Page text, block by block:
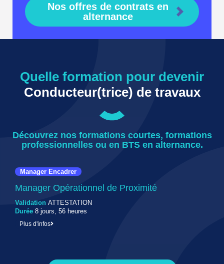
Nos offres de contrats en
alternance
Quelle formation pour devenir
Conducteur(trice) de travaux
Découvrez nos formations courtes, formations
professionnelles ou en BTS en alternance.
Manager Encadrer
Manager Opérationnel de Proximité
Validation ATTESTATION
Durée 8 jours, 56 heures
Plus d'infos